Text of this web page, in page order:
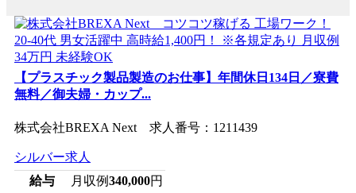
【プラスチック製品製造のお仕事】年間休日134日／寮費
無料／御夫婦・カップ...
株式会社BREXA Next 求人番号：1211439
シルバー求人
給与
月収例340,000円